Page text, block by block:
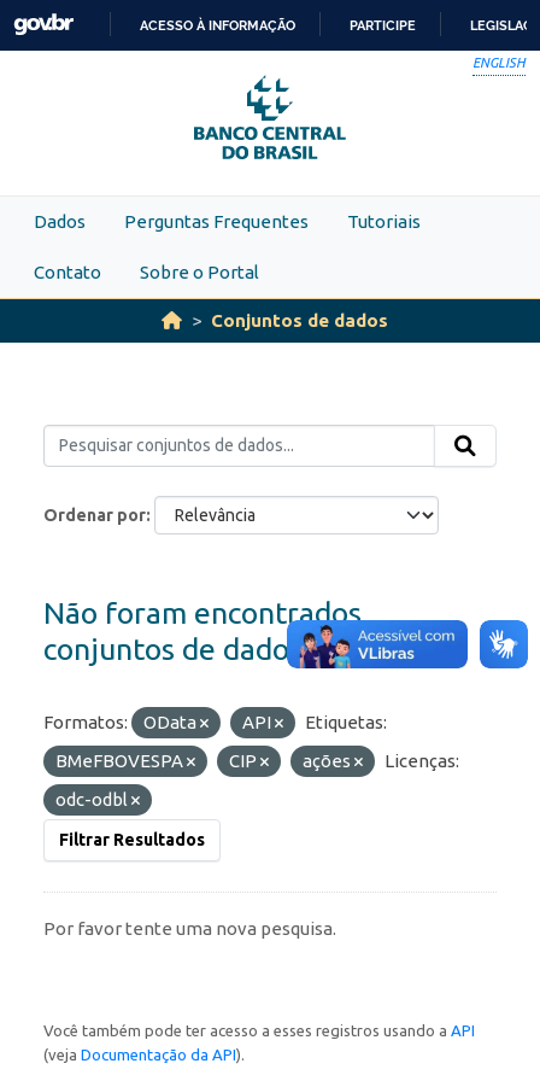
Skip to main content
PARA
O
CONTEÚDO
ACESSO À INFORMAÇÃO PARTICIPE
ENGLISH
Dados Perguntas Frequentes Tutoriais
Contato Sobre o Portal
Conjuntos de dados
Ordenar por
Não foram encontrados
conjuntos de dados
Formatos: OData API
Etiquetas:
BMeFBOVESPA
CIP ações
Licenças:
odc-odbl
Filtrar Resultados
Por favor tente uma nova pesquisa.
Você também pode ter acesso a esses registros usando a API
(veja Documentação da API).